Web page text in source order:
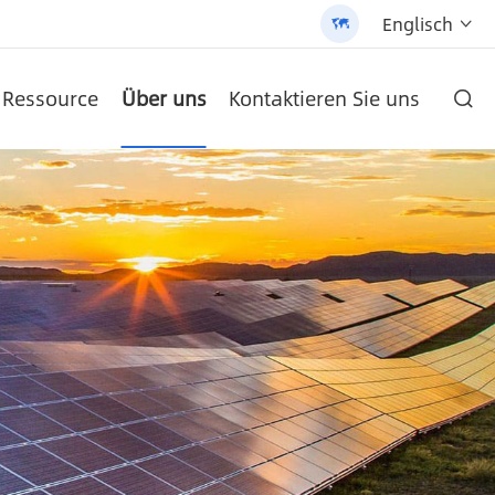
 Englisch 
Ressource Über uns Kontaktieren Sie uns 